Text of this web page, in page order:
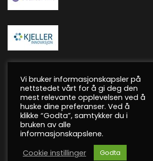
Vi bruker informasjonskapsler på
nettstedet vårt for å gi deg den
mest relevante opplevelsen ved å
huske dine preferanser. Ved å
klikke “Godta”, samtykker du i
bruken av alle
informasjonskapslene.
Cookie instillinger
Godta